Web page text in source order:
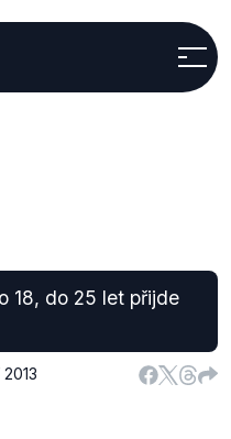
18, do 25 let přijde